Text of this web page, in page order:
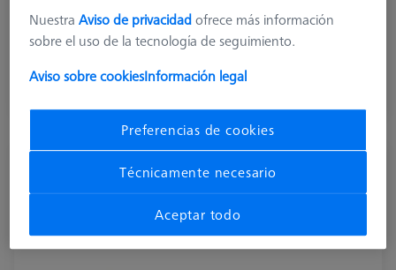
433,10 €
NuestraAviso de privacidadofrece más información
sobre el uso de la tecnología de seguimiento.
Aviso sobre cookiesInformación legal
Preferencias de cookies
Técnicamente necesario
Aceptar todo